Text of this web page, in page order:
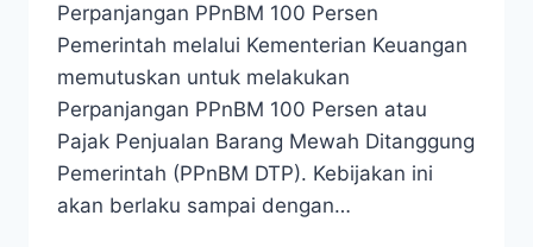
Perpanjangan PPnBM 100 Persen
Pemerintah melalui Kementerian Keuangan
memutuskan untuk melakukan
Perpanjangan PPnBM 100 Persen atau
Pajak Penjualan Barang Mewah Ditanggung
Pemerintah (PPnBM DTP). Kebijakan ini
akan berlaku sampai dengan…